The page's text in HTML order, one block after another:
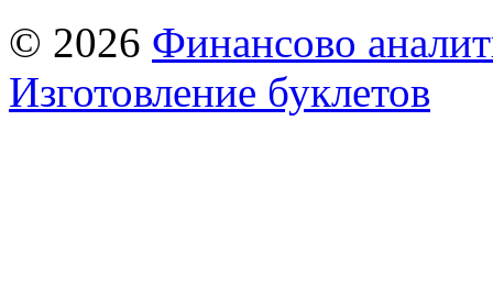
© 2026 Финансово
Изготовление буклетов